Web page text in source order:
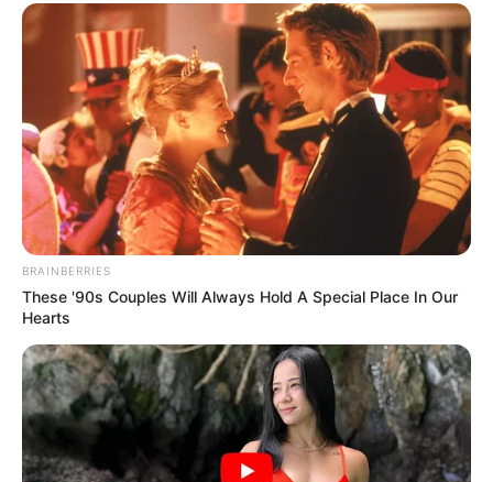
BRAINBERRIES
These '90s Couples Will Always Hold A Special Place In Our
Hearts